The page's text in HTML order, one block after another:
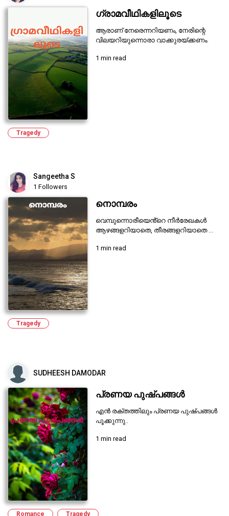
ഗ്രാമവീഥികളിലൂടെ
ആരാണ് നേരെന്നറിയണം, നേരിന്റെ
വിലയറിയുന്നൊരാ വാക്കുരയ്ക്കണം.
1 min read
Tragedy
Sangeetha S
1 Followers
നൊമ്പരം
വെമ്പുന്നൊരീയെൻ്റെ നീർരേഖകൾ
ആഴങ്ങളറിയാതെ, തീരങ്ങളറിയാതെ ...
1 min read
Tragedy
SUDHEESH DAMODAR
പ്രണയ പുഷ്പങ്ങൾ
എൻ രക്തത്തിലും പ്രണയ പുഷ്പങ്ങൾ
പൂക്കുന്നു..
1 min read
Romance Tragedy